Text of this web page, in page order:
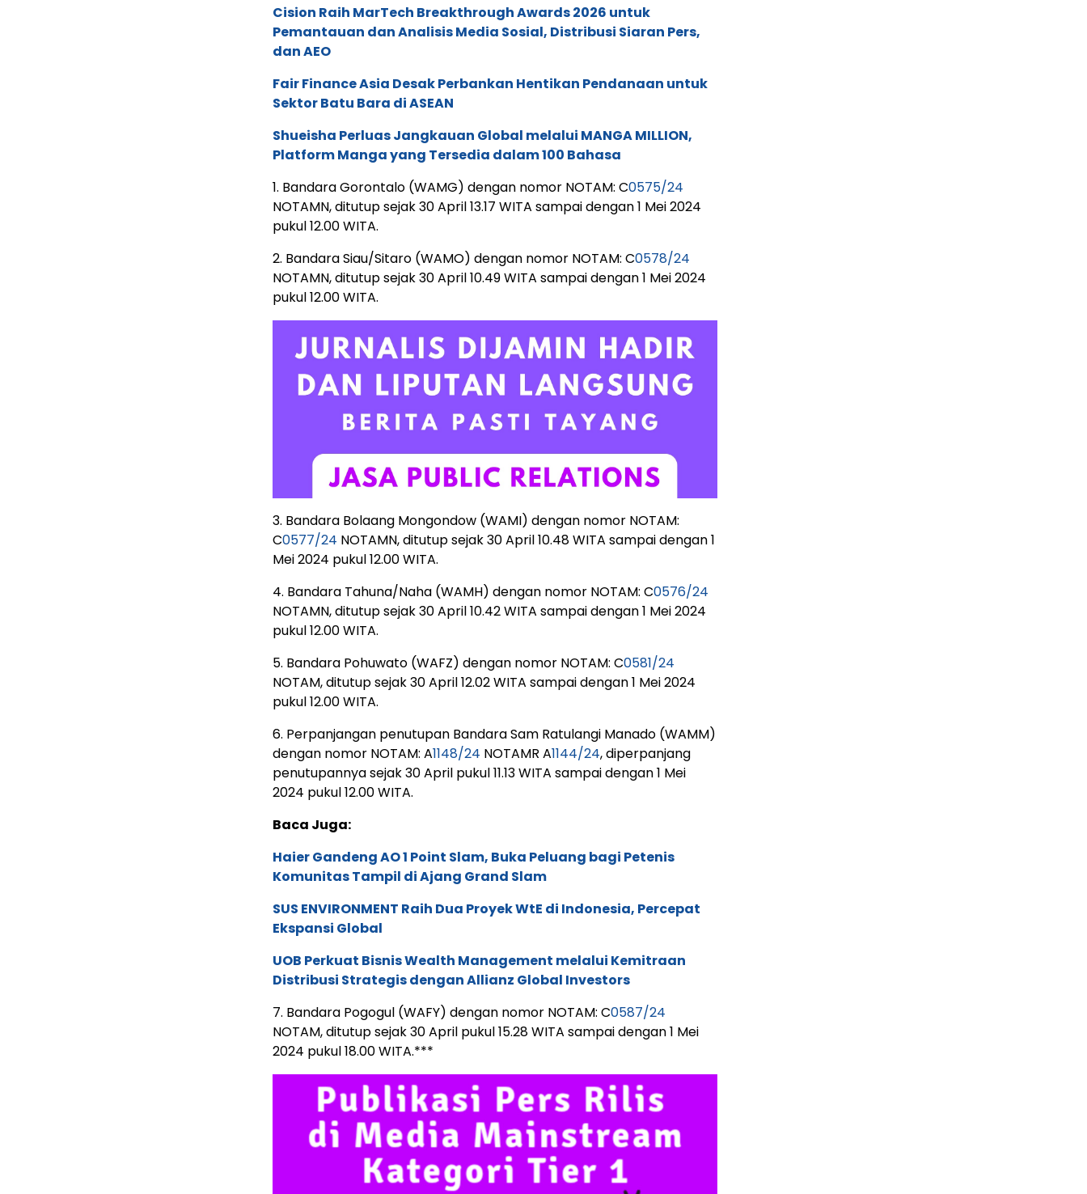
Cision Raih MarTech Breakthrough Awards 2026 untuk
Pemantauan dan Analisis Media Sosial, Distribusi Siaran Pers,
dan AEO
Fair Finance Asia Desak Perbankan Hentikan Pendanaan untuk
Sektor Batu Bara di ASEAN
Shueisha Perluas Jangkauan Global melalui MANGA MILLION,
Platform Manga yang Tersedia dalam 100 Bahasa
1. Bandara Gorontalo (WAMG) dengan nomor NOTAM: C0575/24
NOTAMN, ditutup sejak 30 April 13.17 WITA sampai dengan 1 Mei 2024
pukul 12.00 WITA.
2. Bandara Siau/Sitaro (WAMO) dengan nomor NOTAM: C0578/24
NOTAMN, ditutup sejak 30 April 10.49 WITA sampai dengan 1 Mei 2024
pukul 12.00 WITA.
3. Bandara Bolaang Mongondow (WAMI) dengan nomor NOTAM:
C0577/24 NOTAMN, ditutup sejak 30 April 10.48 WITA sampai dengan 1
Mei 2024 pukul 12.00 WITA.
4. Bandara Tahuna/Naha (WAMH) dengan nomor NOTAM: C0576/24
NOTAMN, ditutup sejak 30 April 10.42 WITA sampai dengan 1 Mei 2024
pukul 12.00 WITA.
5. Bandara Pohuwato (WAFZ) dengan nomor NOTAM: C0581/24
NOTAM, ditutup sejak 30 April 12.02 WITA sampai dengan 1 Mei 2024
pukul 12.00 WITA.
6. Perpanjangan penutupan Bandara Sam Ratulangi Manado (WAMM)
dengan nomor NOTAM: A1148/24 NOTAMR A1144/24, diperpanjang
penutupannya sejak 30 April pukul 11.13 WITA sampai dengan 1 Mei
2024 pukul 12.00 WITA.
Baca Juga:
Haier Gandeng AO 1 Point Slam, Buka Peluang bagi Petenis
Komunitas Tampil di Ajang Grand Slam
SUS ENVIRONMENT Raih Dua Proyek WtE di Indonesia, Percepat
Ekspansi Global
UOB Perkuat Bisnis Wealth Management melalui Kemitraan
Distribusi Strategis dengan Allianz Global Investors
7. Bandara Pogogul (WAFY) dengan nomor NOTAM: C0587/24
NOTAM, ditutup sejak 30 April pukul 15.28 WITA sampai dengan 1 Mei
2024 pukul 18.00 WITA.***